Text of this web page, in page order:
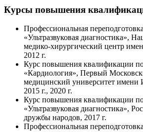
Курсы повышения
Профессиональная
«Ультразвуковая диагностика»,
медико-хирургический центр
2012 г.
Курс повышения квалификации
«Кардиология», Первый
медицинский университет имени
2015 г., 2020 г.
Курс повышения квалификации
«Ультразвуковая диагностика»,
дружбы народов, 2017 г.
Профессиональная